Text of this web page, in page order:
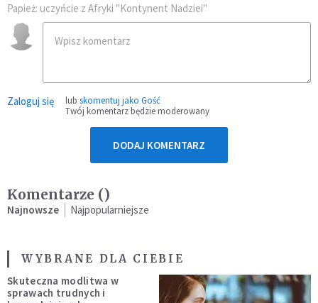
Papież: uczyńcie z Afryki "Kontynent Nadziei"
Zaloguj się lub skomentuj jako Gość
Twój komentarz będzie moderowany
DODAJ KOMENTARZ
Komentarze ()
Najnowsze Najpopularniejsze
WYBRANE DLA CIEBIE
Skuteczna modlitwa w
sprawach trudnych i